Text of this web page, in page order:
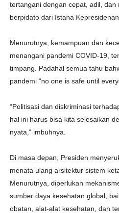
tertangani dengan cepat, adil, dan
berpidato dari Istana
Menurutnya, kemampuan dan
menangani pandemi COVID-19,
timpang. Padahal semua tahu
pandemi “no one is safe until
“Politisasi dan diskriminasi
hal ini harus bisa kita selesaikan
nyata,” imbuhnya.
Di masa depan, Presiden
menata ulang arsitektur sistem
Menurutnya, diperlukan
sumber daya kesehatan global,
obatan, alat-alat kesehatan, dan